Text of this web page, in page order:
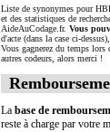
Liste de synonymes pour
et des statistiques de
AideAuCodage.fr. Vous
d'acte (dans la case ci-
Vous gagnerez du temps lors
autres codeurs, alors merci !
La base de
reste à charge par votre